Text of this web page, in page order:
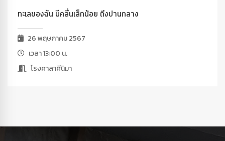
ทะเลของฉัน มีคลื่นเล็กน้อย ถึงปานกลาง
26 พฤษภาคม 2567
เวลา 13:00 น.
โรงศาลาศีนิมา